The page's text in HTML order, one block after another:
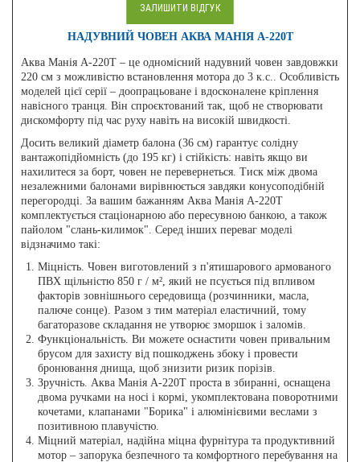
ЗАЛИШИТИ ВІДГУК
НАДУВНИЙ ЧОВЕН АКВА МАНІЯ А-220Т
Аква Манія А-220Т – це одномісний надувний човен завдовжки
220 см з можливістю встановлення мотора до 3 к.с.. Особливість
моделей цієї серії – доопрацьоване і вдосконалене кріплення
навісного транця. Він спроєктований так, щоб не створювати
дискомфорту під час руху навіть на високій швидкості.
Досить великий діаметр балона (36 см) гарантує солідну
вантажопідйомність (до 195 кг) і стійкість: навіть якщо ви
нахилитеся за борт, човен не перевернеться. Тиск між двома
незалежними балонами вирівнюється завдяки конусоподібній
перегородці. За вашим бажанням Аква Манія А-220Т
комплектується стаціонарною або пересувною банкою, а також
пайолом "слань-килимок". Серед інших переваг моделі
відзначимо такі:
Міцність. Човен виготовлений ​​з п'ятишарового армованого
ПВХ щільністю 850 г / м², який не псується під впливом
факторів зовнішнього середовища (розчинники, масла,
палюче сонце). Разом з тим матеріал еластичний, тому
багаторазове складання не утворює зморшок і заломів.
Функціональність. Ви можете оснастити човен привальним
брусом для захисту від пошкоджень збоку і провести
бронювання днища, щоб знизити ризик порізів.
Зручність. Аква Манія А-220Т проста в збиранні, оснащена
двома ручками на носі і кормі, укомплектована поворотними
кочетами, клапанами "Борика" і алюмінієвими веслами з
позитивною плавучістю.
Міцний матеріал, надійна міцна фурнітура та продуктивний
мотор – запорука безпечного та комфортного перебування на